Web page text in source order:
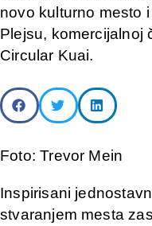
novo kulturno mesto
Plejsu, komercijalnoj
Circular Kuai.
Foto: Trevor Mein
Inspirisani
stvaranjem mesta